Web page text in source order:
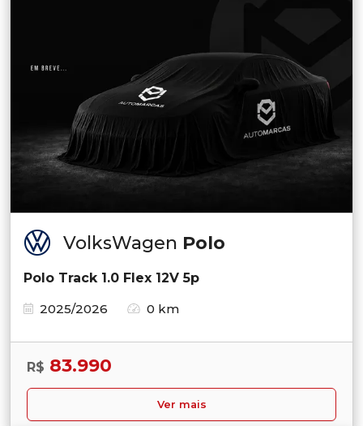
VolksWagen Polo
Polo Track 1.0 Flex 12V 5p
2025/2026
0 km
R$ 83.990
Ver mais